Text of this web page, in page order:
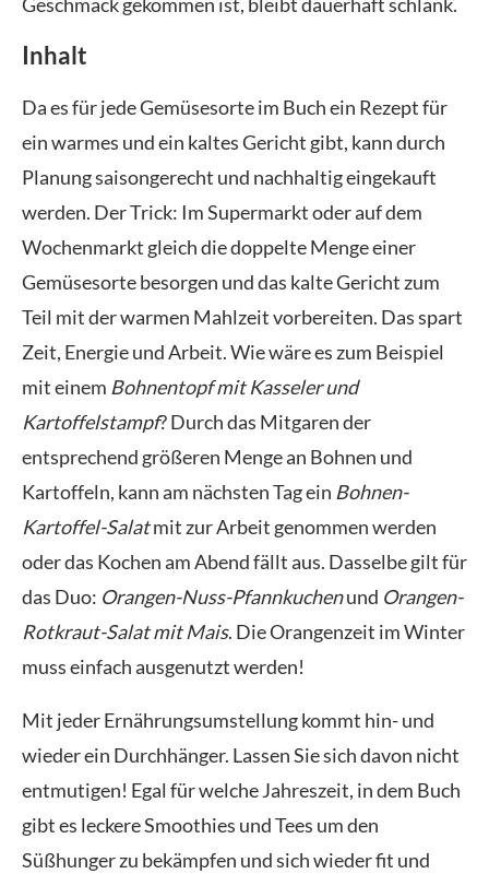
Inhalt
Da es für jede Gemüsesorte im Buch ein Rezept für
ein warmes und ein kaltes Gericht gibt, kann durch
Planung saisongerecht und nachhaltig eingekauft
werden. Der Trick: Im Supermarkt oder auf dem
Wochenmarkt gleich die doppelte Menge einer
Gemüsesorte besorgen und das kalte Gericht zum
Teil mit der warmen Mahlzeit vorbereiten. Das spart
Zeit, Energie und Arbeit. Wie wäre es zum Beispiel
mit einem Bohnentopf mit Kasseler und
Kartoffelstampf? Durch das Mitgaren der
entsprechend größeren Menge an Bohnen und
Kartoffeln, kann am nächsten Tag ein Bohnen-
Kartoffel-Salatmit zur Arbeit genommen werden
oder das Kochen am Abend fällt aus. Dasselbe gilt für
das Duo: Orangen-Nuss-Pfannkuchenund Orangen-
Rotkraut-Salat mit Mais. Die Orangenzeit im Winter
muss einfach ausgenutzt werden!
Mit jeder Ernährungsumstellung kommt hin- und
wieder ein Durchhänger. Lassen Sie sich davon nicht
entmutigen! Egal für welche Jahreszeit, in dem Buch
gibt es leckere Smoothies und Tees um den
Süßhunger zu bekämpfen und sich wieder fit und